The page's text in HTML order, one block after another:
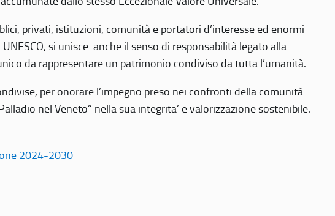
privati, istituzioni, comunità e portatori d’interesse ed enormi
si unisce anche il senso di responsabilità legato alla
da rappresentare un patrimonio condiviso da tutta l’umanità.
per onorare l’impegno preso nei confronti della comunità
nel Veneto” nella sua integrita’ e valorizzazione sostenibile.
2024-2030